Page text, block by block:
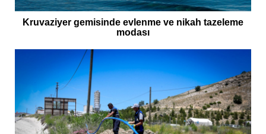
Kruvaziyer gemisinde evlenme ve nikah tazeleme
modası